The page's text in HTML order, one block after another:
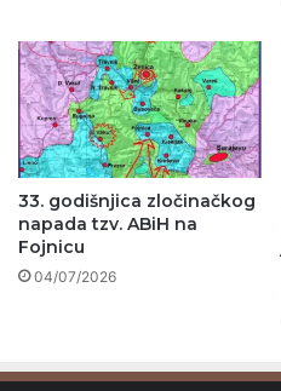
33. godišnjica zločinačkog
napada tzv. ABiH na
Fojnicu
04/07/2026